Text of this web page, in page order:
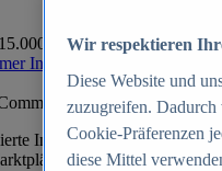
15.000+ Marken
Insights entdecken
Insights
Informationen zu mehr als
Wir respektieren
Diese Website und
zuzugreifen. Dadurch
Cookie-Präferenzen
diese Mittel